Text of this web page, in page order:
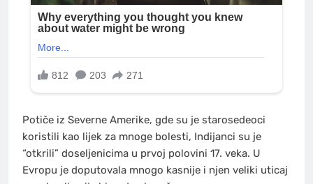
Potiče iz Severne Amerike, gde su je starosedeoci
koristili kao lijek za mnoge bolesti, Indijanci su je
“otkrili” doseljenicima u prvoj polovini 17. veka. U
Evropu je doputovala mnogo kasnije i njen veliki uticaj